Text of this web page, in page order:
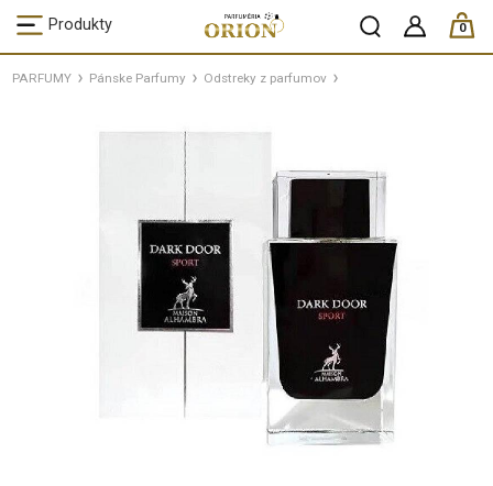
Produkty 0
ks /
PARFUMY Pánske Parfumy Odstreky z parfumov